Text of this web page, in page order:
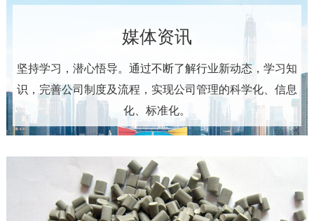
媒体资讯
坚持学习，潜心悟导。通过不断了解行业新动态，学习知
识，完善公司制度及流程，实现公司管理的科学化、信息
化、标准化。